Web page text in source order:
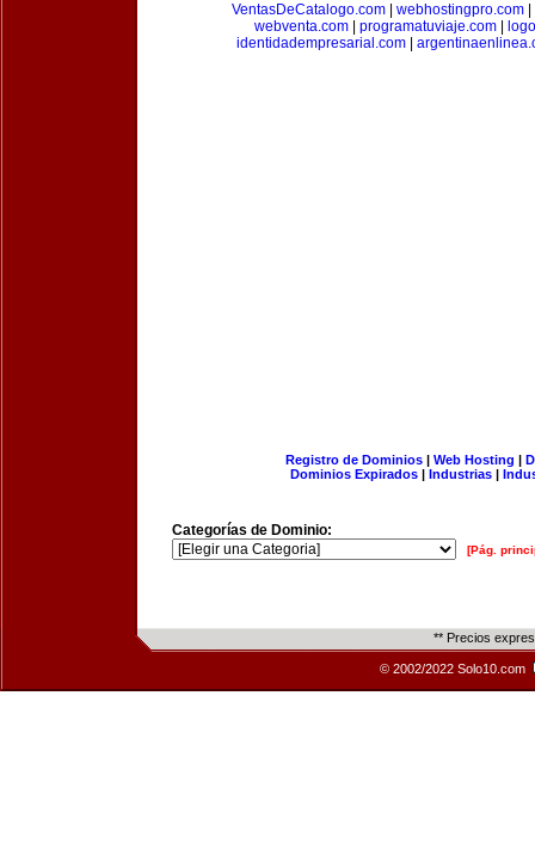
VentasDeCatalogo.com| webhostingpro.com|
webventa.com
programatuviaje.com
identidadempresarial.com
Registro de Dominios| Web Hosting |
Dominios Expirados | Industrias |
Categorías de Dominio:
[Pág.
** Precios
© 2002/2022 Solo10.com